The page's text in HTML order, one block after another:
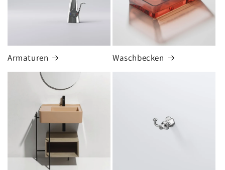
Armaturen Waschbecken